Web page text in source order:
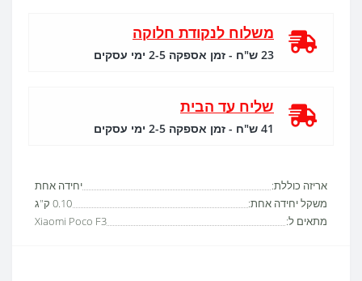
אריזה כוללת:
יחידה אחת
משקל יחידה אחת:
0.10 ק"ג
מתאים ל:
Xiaomi Poco F3
משלוח לנקודת חלוקה
23 ש"ח - זמן אספקה 2-5 ימי עסקים
שליח עד הבית
41 ש"ח - זמן אספקה 2-5 ימי עסקים